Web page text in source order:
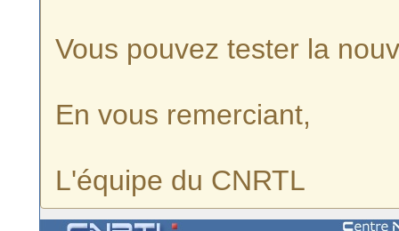
Vous pouvez tester la
En vous remerciant,
L'équipe du CNRTL